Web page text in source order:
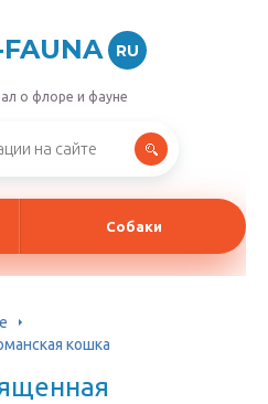
FAUNA RU
о флоре и фауне
Собаки
кошка